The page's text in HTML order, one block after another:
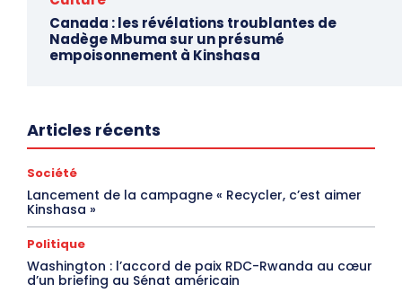
Canada : les révélations troublantes de
Nadège Mbuma sur un présumé
empoisonnement à Kinshasa
Articles récents
Société
Lancement de la campagne « Recycler, c’est aimer
Kinshasa »
Politique
Washington : l’accord de paix RDC-Rwanda au cœur
d’un briefing au Sénat américain